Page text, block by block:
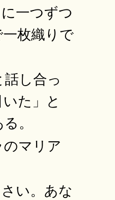
一つずつ
枚織りで
し合っ
た」と
。
マリア
い。あな